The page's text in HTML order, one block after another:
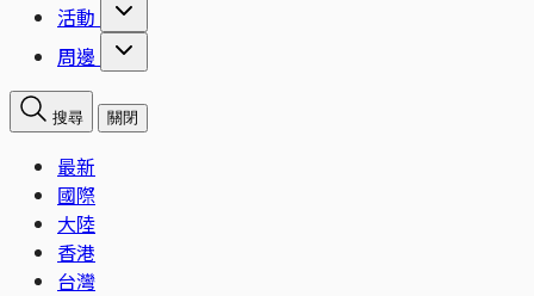
活動
周邊
搜尋 關閉
最新
國際
大陸
香港
台灣